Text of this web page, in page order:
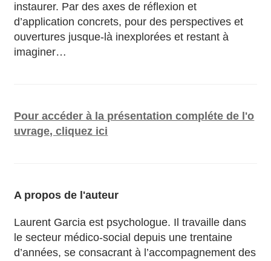
instaurer. Par des axes de réflexion et
d’application concrets, pour des perspectives et
ouvertures jusque-là inexplorées et restant à
imaginer…
Pour accéder à la présentation compléte de l'o
uvrage, cliquez ici
A propos de l'auteur
Laurent Garcia est psychologue. Il travaille dans
le secteur médico-social depuis une trentaine
d’années, se consacrant à l’accompagnement des